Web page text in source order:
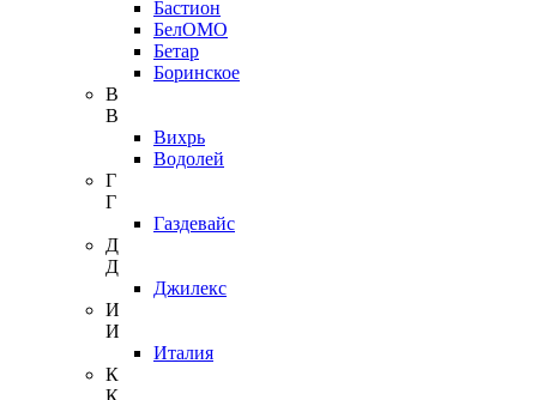
Бастион
БелОМО
Бетар
Боринское
В
В
Вихрь
Водолей
Г
Г
Газдевайс
Д
Д
Джилекс
И
И
Италия
К
К